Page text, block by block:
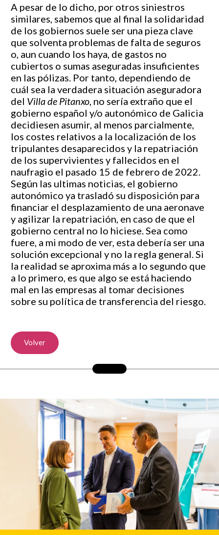
A pesar de lo dicho, por otros siniestros
similares, sabemos que al final la solidaridad
de los gobiernos suele ser una pieza clave
que solventa problemas de falta de seguros
o, aun cuando los haya, de gastos no
cubiertos o sumas aseguradas insuficientes
en las pólizas. Por tanto, dependiendo de
cuál sea la verdadera situación aseguradora
del Villa de Pitanxo , no sería extraño que el
gobierno español y/o autonómico de Galicia
decidiesen asumir, al menos parcialmente,
los costes relativos a la localización de los
tripulantes desaparecidos y la repatriación
de los supervivientes y fallecidos en el
naufragio el pasado 15 de febrero de 2022.
Según las ultimas noticias, el gobierno
autonómico ya trasladó su disposición para
financiar el desplazamiento de una aeronave
y agilizar la repatriación, en caso de que el
gobierno central no lo hiciese. Sea como
fuere, a mi modo de ver, esta debería ser una
solución excepcional y no la regla general. Si
la realidad se aproxima más a lo segundo que
a lo primero, es que algo se está haciendo
mal en las empresas al tomar decisiones
sobre su política de transferencia del riesgo.
Volver